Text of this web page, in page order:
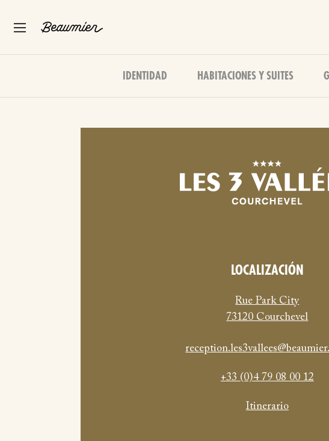
IDENTIDAD HABITACIONES Y SUITES
LOCALIZACIÓN
Rue Park City
73120 Courchevel
+33 (0)4 79 08 00 12
Itinerario